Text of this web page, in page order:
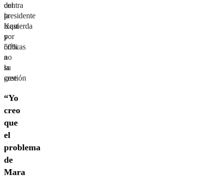
contra
la
izquierda
por
críticas
a
su
gestión
del
presidente
Kast
y
50%
no
la
cree
“Yo
creo
que
el
problema
de
Mara